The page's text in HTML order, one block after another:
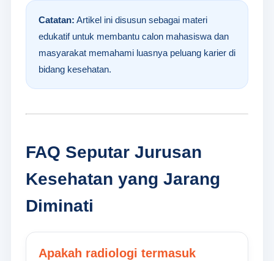
Catatan: Artikel ini disusun sebagai materi
edukatif untuk membantu calon mahasiswa dan
masyarakat memahami luasnya peluang karier di
bidang kesehatan.
FAQ Seputar Jurusan
Kesehatan yang Jarang
Diminati
Apakah radiologi termasuk